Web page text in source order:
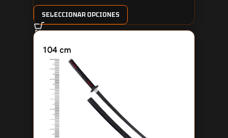
SELECCIONAR OPCIONES